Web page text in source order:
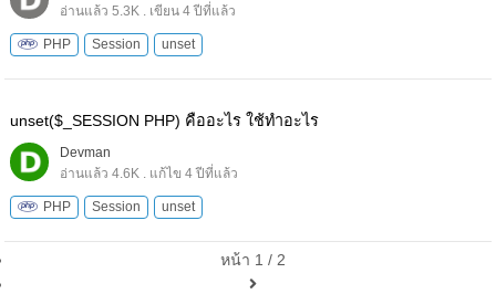
อ่านแล้ว 5.3K . เขียน 4 ปีที่แล้ว
PHP Session unset
unset($_SESSION PHP) คืออะไร ใช้ทำอะไร
Devman
อ่านแล้ว 4.6K . แก้ไข 4 ปีที่แล้ว
PHP Session unset
หน้า 1 / 2